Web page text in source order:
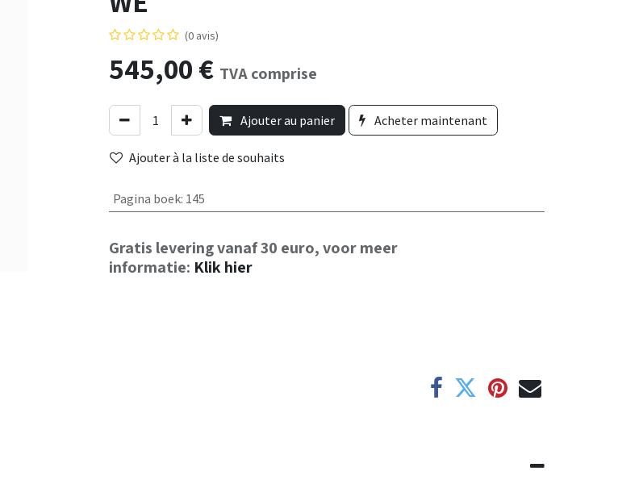
(0 avis)
545,00€ TVA comprise
Ajouter au panier Acheter maintenant
Ajouter à la liste de souhaits
Pagina boek: 145
Gratis levering vanaf 30 euro, voor meer
informatie: Klik hier